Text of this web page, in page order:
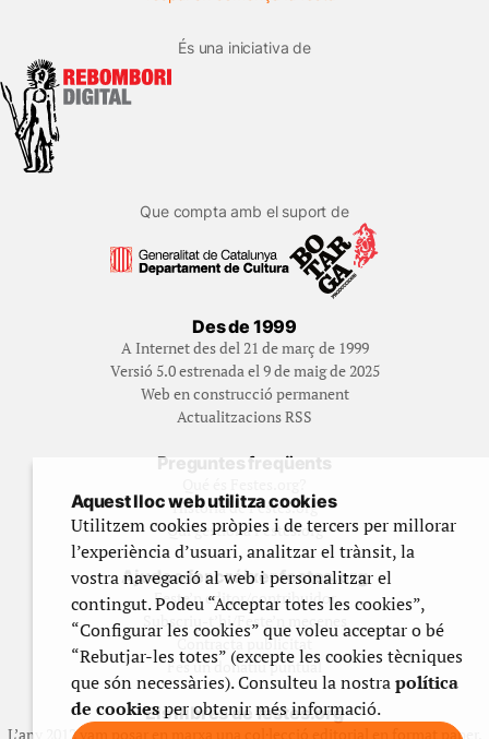
És una iniciativa de
Que compta amb el suport de
Des de 1999
A Internet des del 21 de març de 1999
Versió 5.0 estrenada el 9 de maig de 2025
Web en construcció permanent
Actualitzacions RSS
Preguntes freqüents
Història de Festes.org
Qui gestiona Festes.org
Ajuda a fer créixer festes.org
Feste’n editor/contribuidor
Subscriu-t’hi/Feste’n mecenes
Contracta publicitat
Fes un donatiu puntual
Els llibres de festes.org
L’any 2012 vam posar en marxa una col·lecció editorial en format paper,
Aquest lloc web utilitza cookies
Utilitzem cookies pròpies i de tercers per millorar
l’experiència d’usuari, analitzar el trànsit, la
vostra navegació al web i personalitzar el
contingut. Podeu “Acceptar totes les cookies”,
“Configurar les cookies” que voleu acceptar o bé
“Rebutjar-les totes” (excepte les cookies tècniques
que són necessàries). Consulteu la nostrapolítica
de cookiesper obtenir més informació.